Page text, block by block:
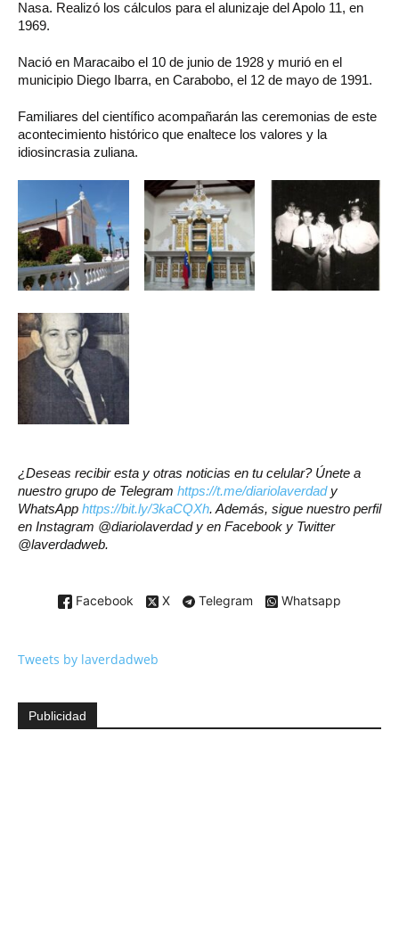
Nasa. Realizó los cálculos para el alunizaje del Apolo 11, en
1969.
Nació en Maracaibo el 10 de junio de 1928 y murió en el
municipio Diego Ibarra, en Carabobo, el 12 de mayo de 1991.
Familiares del científico acompañarán las ceremonias de este
acontecimiento histórico que enaltece los valores y la
idiosincrasia zuliana.
¿Deseas recibir esta y otras noticias en tu celular? Únete a
nuestro grupo de Telegram https://t.me/diariolaverdady
WhatsApp https://bit.ly/3kaCQXh. Además, sigue nuestro perfil
en Instagram @diariolaverdad y en Facebook y Twitter
@laverdadweb.
Facebook X Telegram Whatsapp
Tweets by laverdadweb
Publicidad